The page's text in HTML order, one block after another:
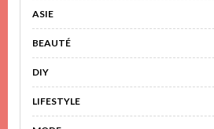
ASIE
BEAUTÉ
DIY
LIFESTYLE